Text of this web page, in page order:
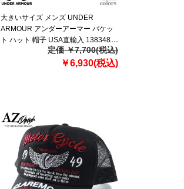
大きいサイズ メンズ UNDER
ARMOUR アンダーアーマー バケッ
ト ハット 帽子 USA直輸入 1383483-
定価 ￥7,700(税込)
￥6,930(税込)